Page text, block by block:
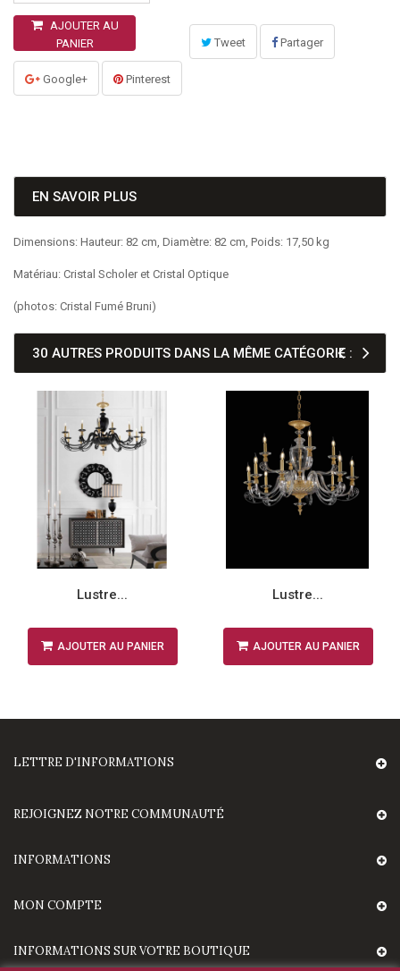
AJOUTER AU
PANIER
Tweet Partager
Google+ Pinterest
EN SAVOIR PLUS
Dimensions: Hauteur: 82 cm, Diamètre: 82 cm, Poids: 17,50 kg
Matériau: Cristal Scholer et Cristal Optique
(photos: Cristal Fumé Bruni)
30 AUTRES PRODUITS DANS LA MÊME CATÉGORIE :
Lustre...
AJOUTER AU PANIER
Lustre...
AJOUTER AU PANIER
LETTRE D'INFORMATIONS
REJOIGNEZ NOTRE COMMUNAUTÉ
INFORMATIONS
MON COMPTE
INFORMATIONS SUR VOTRE BOUTIQUE